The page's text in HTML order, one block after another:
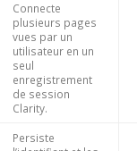
Connecte
plusieurs pages
vues par un
utilisateur en un
seul
enregistrement
de session
Clarity.
Persiste